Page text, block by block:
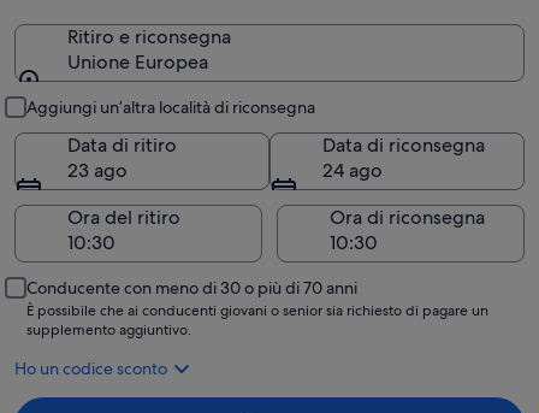
Ritiro e riconsegna
Unione Europea
Aggiungi un’altra località di riconsegna
Data di ritiro
23 ago
Data di riconsegna
24 ago
Ora del ritiro
Ora di riconsegna
Conducente con meno di 30 o più di 70 anni
È possibile che ai conducenti giovani o senior sia richiesto di pagare un
supplemento aggiuntivo.
Ho un codice sconto